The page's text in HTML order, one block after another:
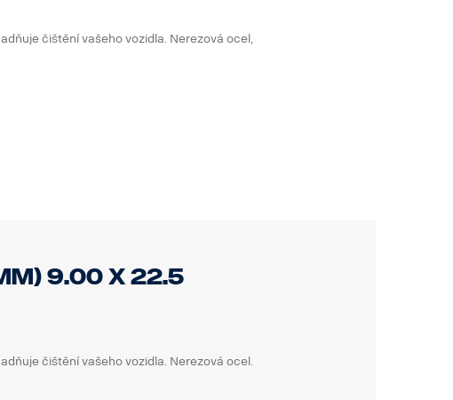
čištění vašeho vozidla. Nerezová ocel,
9.00 x 22.5
čištění vašeho vozidla. Nerezová ocel.